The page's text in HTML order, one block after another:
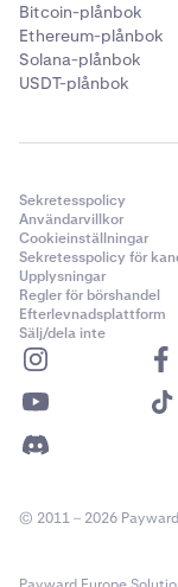
Bitcoin-plånbok
Ethereum-plånbok
Solana-plånbok
USDT-plånbok
Sekretesspolicy
Användarvillkor
Cookieinställningar
Sekretesspolicy för
Upplysningar
Regler för börshandel
Efterlevnadsplattform
Sälj/dela inte
© 2011 – 2026